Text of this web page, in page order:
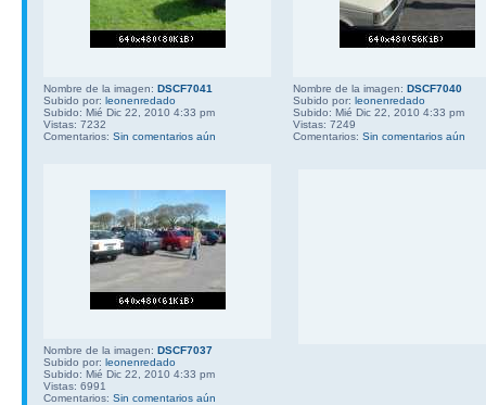
Nombre de la imagen: DSCF7041
Subido por: leonenredado
Subido: Mié Dic 22, 2010 4:33 pm
Vistas: 7232
Comentarios: Sin comentarios aún
Nombre de la imagen: DSCF7040
Subido por: leonenredado
Subido: Mié Dic 22, 2010 4:33 pm
Vistas: 7249
Comentarios: Sin comentarios aún
Nombre de la imagen: DSCF7037
Subido por: leonenredado
Subido: Mié Dic 22, 2010 4:33 pm
Vistas: 6991
Comentarios: Sin comentarios aún